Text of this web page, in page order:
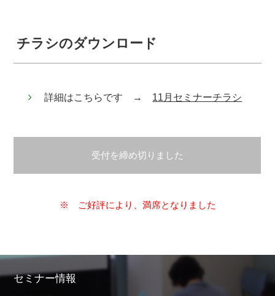
チラシのダウンロード
詳細はこちらです → 11月セミナーチラシ
受付を締め切りました
※ ご好評により、満席となりました
セミナー情報